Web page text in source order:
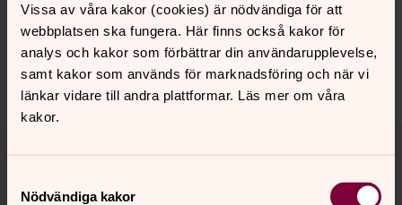
Vissa av våra kakor (cookies) är nödvändiga för att
webbplatsen ska fungera. Här finns också kakor för
analys och kakor som förbättrar din användarupplevelse,
samt kakor som används för marknadsföring och när vi
länkar vidare till andra plattformar. Läs mer om våra
kakor.
Nödvändiga kakor
katarina.forsamling@svenskakyrkan.se
Dela